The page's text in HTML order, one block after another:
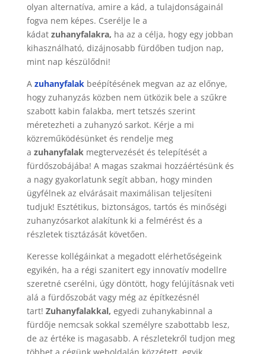
olyan alternatíva, amire a kád, a tulajdonságainál
fogva nem képes. Cserélje le a
kádat zuhanyfalakra, ha az a célja, hogy egy jobban
kihasználható, dizájnosabb fürdőben tudjon nap,
mint nap készülődni!
A zuhanyfalakbeépítésének megvan az az előnye,
hogy zuhanyzás közben nem ütközik bele a szűkre
szabott kabin falakba, mert tetszés szerint
méretezheti a zuhanyzó sarkot. Kérje a mi
közreműködésünket és rendelje meg
a zuhanyfalak megtervezését és telepítését a
fürdőszobájába! A magas szakmai hozzáértésünk és
a nagy gyakorlatunk segít abban, hogy minden
ügyfélnek az elvárásait maximálisan teljesíteni
tudjuk! Esztétikus, biztonságos, tartós és minőségi
zuhanyzósarkot alakítunk ki a felmérést és a
részletek tisztázását követően.
Keresse kollégáinkat a megadott elérhetőségeink
egyikén, ha a régi szanitert egy innovatív modellre
szeretné cserélni, úgy döntött, hogy felújításnak veti
alá a fürdőszobát vagy még az építkezésnél
tart! Zuhanyfalakkal, egyedi zuhanykabinnal a
fürdője nemcsak sokkal személyre szabottabb lesz,
de az értéke is magasabb. A részletekről tudjon meg
többet a cégünk weboldalán közzétett, egyik